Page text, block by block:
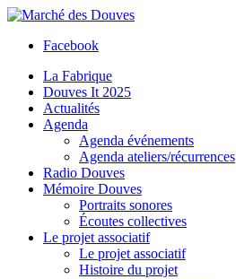
Facebook
La Fabrique
Douves It 2025
Actualités
Agenda
Agenda événements
Agenda ateliers/récurrences
Radio Douves
Mémoire Douves
Portraits sonores
Écoutes collectives
Le projet associatif
Le projet associatif
Histoire du projet